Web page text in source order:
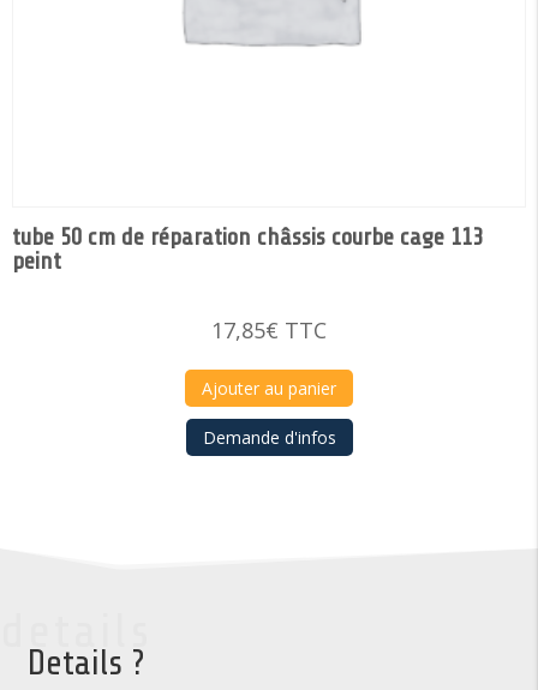
tube 50 cm de réparation châssis courbe cage 113
peint
17,85€ TTC
Ajouter au panier
Demande d'infos
Details ?